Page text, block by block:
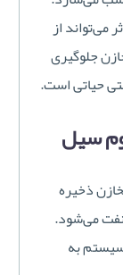
می‌تواند از
جلوگیری
حیاتی است.
سیل
ذخیره
می‌شود.
به